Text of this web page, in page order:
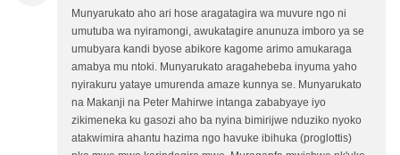
Munyarukato aho ari hose aragatagira wa muvure ngo ni
umutuba wa nyiramongi, awukatagire anunuza imboro ya se
umubyara kandi byose abikore kagome arimo amukaraga
amabya mu ntoki. Munyarukato aragahebeba inyuma yaho
nyirakuru yataye umurenda amaze kunnya se. Munyarukato
na Makanji na Peter Mahirwe intanga zababyaye iyo
zikimeneka ku gasozi aho ba nyina bimirijwe nduziko nyoko
atakwimira ahantu hazima ngo havuke ibihuka (proglottis)